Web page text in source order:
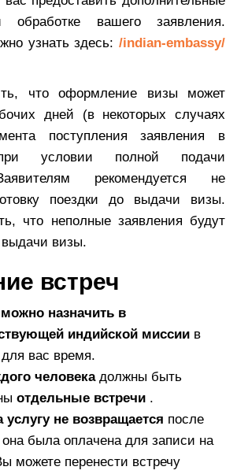
обработке вашего заявления.
узнать здесь: /indian-embassy/
что оформление визы может
дней (в некоторых случаях
поступления заявления в
условии полной подачи
рекомендуется не
поездки до выдачи визы.
что неполные заявления будут
визы.
встреч
можно назначить в
индийской миссии в
вас время.
человекадолжны быть
отдельные встречи .
услугу не возвращается после
она была оплачена для записи на
можете перенести встречу